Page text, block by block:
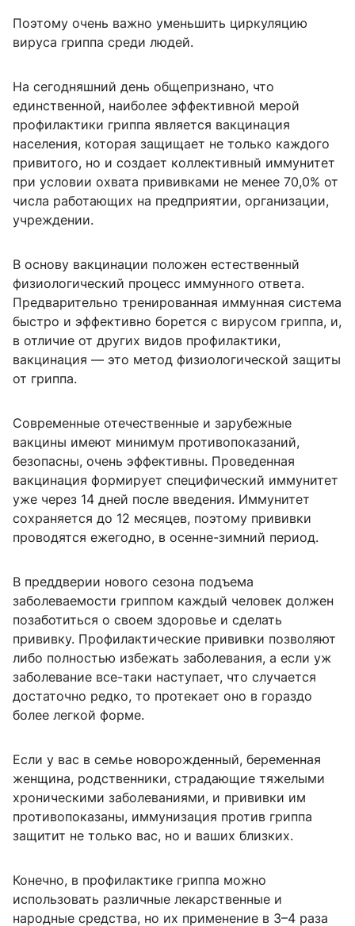
Поэтому очень важно уменьшить циркуляцию
вируса гриппа среди людей.
На сегодняшний день общепризнано, что
единственной, наиболее эффективной мерой
профилактики гриппа является вакцинация
населения, которая защищает не только каждого
привитого, но и создает коллективный иммунитет
при условии охвата прививками не менее 70,0% от
числа работающих на предприятии, организации,
учреждении.
В основу вакцинации положен естественный
физиологический процесс иммунного ответа.
Предварительно тренированная иммунная система
быстро и эффективно борется с вирусом гриппа, и,
в отличие от других видов профилактики,
вакцинация — это метод физиологической защиты
от гриппа.
Современные отечественные и зарубежные
вакцины имеют минимум противопоказаний,
безопасны, очень эффективны. Проведенная
вакцинация формирует специфический иммунитет
уже через 14 дней после введения. Иммунитет
сохраняется до 12 месяцев, поэтому прививки
проводятся ежегодно, в осенне-зимний период.
В преддверии нового сезона подъема
заболеваемости гриппом каждый человек должен
позаботиться о своем здоровье и сделать
прививку. Профилактические прививки позволяют
либо полностью избежать заболевания, а если уж
заболевание все-таки наступает, что случается
достаточно редко, то протекает оно в гораздо
более легкой форме.
Если у вас в семье новорожденный, беременная
женщина, родственники, страдающие тяжелыми
хроническими заболеваниями, и прививки им
противопоказаны, иммунизация против гриппа
защитит не только вас, но и ваших близких.
Конечно, в профилактике гриппа можно
использовать различные лекарственные и
народные средства, но их применение в 3–4 раза